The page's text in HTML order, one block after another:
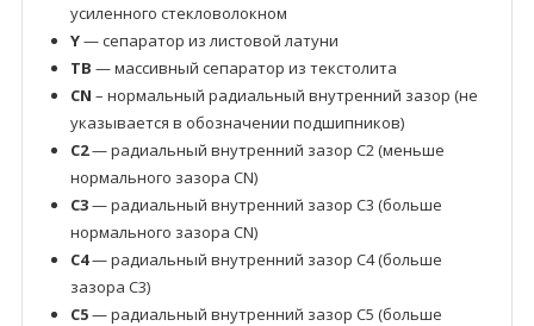
усиленного стекловолокном
Y— сепаратор из листовой латуни
TB — массивный сепаратор из текстолита
CN – нормальный радиальный внутренний зазор (не
указывается в обозначении подшипников)
C2— радиальный внутренний зазор C2 (меньше
нормального зазора CN)
C3— радиальный внутренний зазор C3 (больше
нормального зазора CN)
C4— радиальный внутренний зазор C4 (больше
зазора C3)
C5— радиальный внутренний зазор C5 (больше